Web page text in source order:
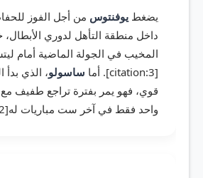
يضغطيوفنتوس من أجل الفوز
داخل منطقة التأهل لدوري الأبطال،
[citation:3]. أما
ساسولو، الذي
قوي، فهو يمر بفترة تراجع طفيف مع
واحد فقط في آخر ست مباريات له[citation:2].